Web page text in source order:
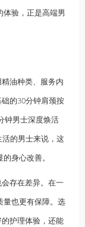
验，正是高端男
油种类、服务内
的30分钟肩颈按
钟男士深度焕活
活的男士来说，这
身心改善。
存在差异。在一
量也更有保障。选
护理体验，还能